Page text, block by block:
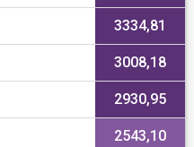
3334,81
3008,18
2930,95
2543,10